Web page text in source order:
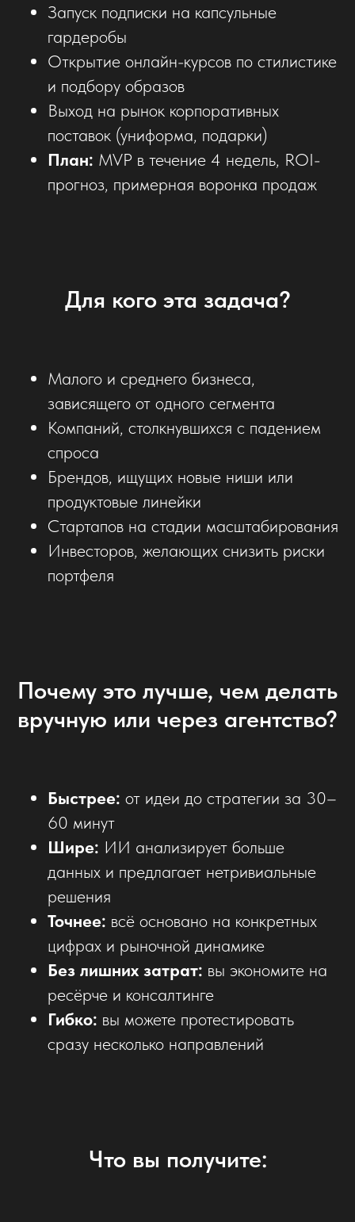
Запуск подписки на капсульные
гардеробы
Открытие онлайн-курсов по стилистике
и подбору образов
Выход на рынок корпоративных
поставок (униформа, подарки)
План: MVP в течение 4 недель, ROI-
прогноз, примерная воронка продаж
Для кого эта задача?
Малого и среднего бизнеса,
зависящего от одного сегмента
Компаний, столкнувшихся с падением
спроса
Брендов, ищущих новые ниши или
продуктовые линейки
Стартапов на стадии масштабирования
Инвесторов, желающих снизить риски
портфеля
Почему это лучше, чем делать
вручную или через агентство?
Быстрее: от идеи до стратегии за 30–
60 минут
Шире: ИИ анализирует больше
данных и предлагает нетривиальные
решения
Точнее: всё основано на конкретных
цифрах и рыночной динамике
Без лишних затрат: вы экономите на
ресёрче и консалтинге
Гибко: вы можете протестировать
сразу несколько направлений
Что вы получите: